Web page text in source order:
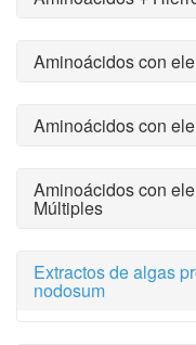
Aminoácidos con
Aminoácidos con
Aminoácidos con
Múltiples
Extractos de algas
nodosum